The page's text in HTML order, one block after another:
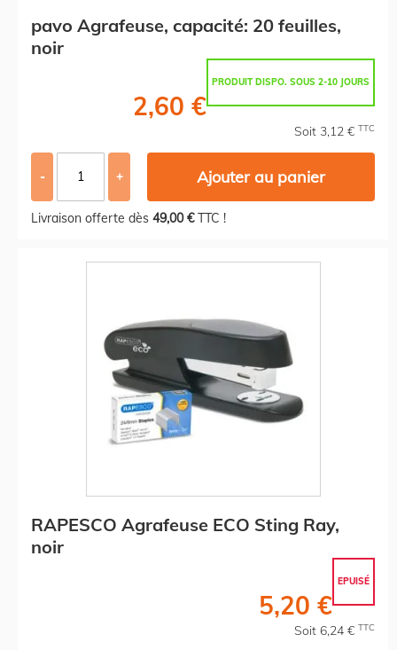
pavo Agrafeuse, capacité: 20 feuilles,
noir
PRODUIT DISPO. SOUS 2-10 JOURS
2,60 €
Soit 3,12 € TTC
- + Ajouter au panier
Livraison offerte dès 49,00 €TTC !
RAPESCO Agrafeuse ECO Sting Ray,
noir
EPUISÉ
5,20 €
Soit 6,24 € TTC